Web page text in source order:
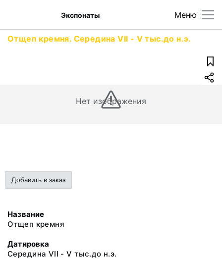
Меню
Экспонаты
Отщеп кремня. Середина VII - V тыс.до н.э.
Нет изображения
Добавить в заказ
Название
Отщеп кремня
Датировка
Середина VII - V тыс.до н.э.